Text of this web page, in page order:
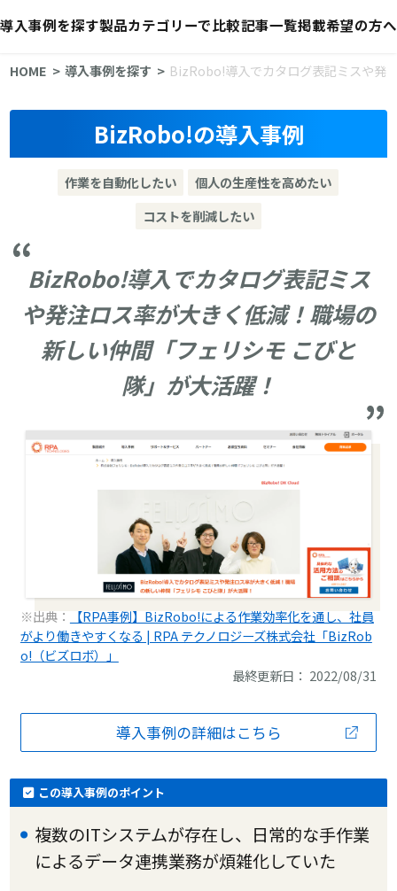
導入事例を探す製品カテゴリーで比較記事一覧掲載希望の方へ
HOME 導入事例を探す BizRobo!導入でカタログ表記ミスや発
BizRobo!の導入事例
作業を自動化したい
個人の生産性を高めたい
コストを削減したい
BizRobo!導入でカタログ表記ミス
や発注ロス率が大きく低減！職場の
新しい仲間「フェリシモ こびと
隊」が大活躍！
※出典：
【RPA事例】BizRobo!による作業効率化を通し、社員
がより働きやすくなる | RPA テクノロジーズ株式会社「BizRob
o!（ビズロボ）」
最終更新日： 2022/08/31
導入事例の詳細はこちら
この導入事例のポイント
複数のITシステムが存在し、日常的な手作業
によるデータ連携業務が煩雑化していた